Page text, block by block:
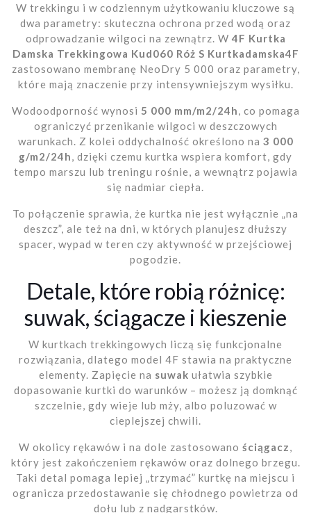
W trekkingu i w codziennym użytkowaniu kluczowe są
dwa parametry: skuteczna ochrona przed wodą oraz
odprowadzanie wilgoci na zewnątrz. W 4F Kurtka
Damska Trekkingowa Kud060 Róż S Kurtkadamska4F
zastosowano membranę NeoDry 5 000 oraz parametry,
które mają znaczenie przy intensywniejszym wysiłku.
Wodoodporność wynosi 5 000 mm/m2/24h , co pomaga
ograniczyć przenikanie wilgoci w deszczowych
warunkach. Z kolei oddychalność określono na 3 000
g/m2/24h , dzięki czemu kurtka wspiera komfort, gdy
tempo marszu lub treningu rośnie, a wewnątrz pojawia
się nadmiar ciepła.
To połączenie sprawia, że kurtka nie jest wyłącznie „na
deszcz”, ale też na dni, w których planujesz dłuższy
spacer, wypad w teren czy aktywność w przejściowej
pogodzie.
Detale, które robią różnicę:
suwak, ściągacze i kieszenie
W kurtkach trekkingowych liczą się funkcjonalne
rozwiązania, dlatego model 4F stawia na praktyczne
elementy. Zapięcie na suwak ułatwia szybkie
dopasowanie kurtki do warunków – możesz ją domknąć
szczelnie, gdy wieje lub mży, albo poluzować w
cieplejszej chwili.
W okolicy rękawów i na dole zastosowano ściągacz
który jest zakończeniem rękawów oraz dolnego brzegu.
Taki detal pomaga lepiej „trzymać” kurtkę na miejscu i
ogranicza przedostawanie się chłodnego powietrza od
dołu lub z nadgarstków.